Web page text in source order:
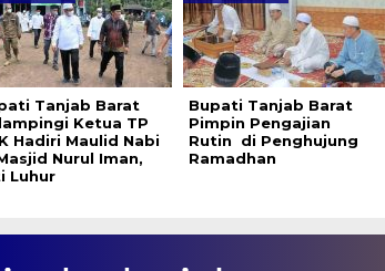
Tanjab Barat
Ketua TP
Hadiri Maulid Nabi
Nurul Iman,
Luhur
Bupati Tanjab Barat
Pimpin Pengajian
Rutin di Penghujung
Ramadhan